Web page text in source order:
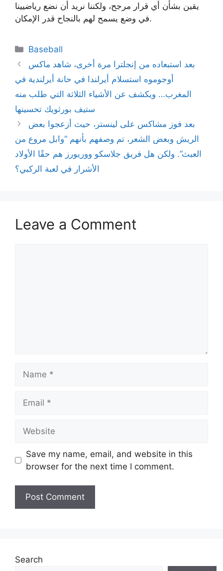
يقين بشأن أي قرار مرجح، ولكننا نريد أن نضع رياضيينا
في وضع يسمح لهم بالنجاح قدر الإمكان.
Categories
Baseball
بعد استبعاده من إنجلترا مرة أخرى، شاهد ماكس
أوجوموه استسلام أيرلندا في حانة أيرلندية في
المغرب… ويكشف عن الأشياء الثلاثة التي طلب منه
ستيف بورثويك تحسينها
بعد فوز مشاكس على لينستر، حيث أزعجوا بعض
الريش وبعض الشعر، تم وصفهم بأنهم “وابل مروع من
العبث”. ولكن هل فريق جلاسكو ووريورز هم حقًا الأولاد
الأشرار في لعبة الركبي؟
Leave a Comment
Save my name, email, and website in this
browser for the next time I comment.
Search